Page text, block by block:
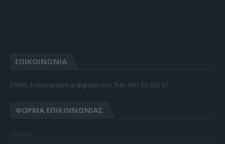
ΕΠΙΚΟΙΝΩΝΙΑ
EMAIL: kalamaria24.gr@gmail.com TΗΛ: 697 36 236 97
ΦΌΡΜΑ ΕΠΙΚΟΙΝΩΝΊΑΣ